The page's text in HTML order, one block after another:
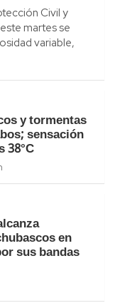
Civil y
martes se
variable,
y tormentas
sensación
38°C
en
sus bandas